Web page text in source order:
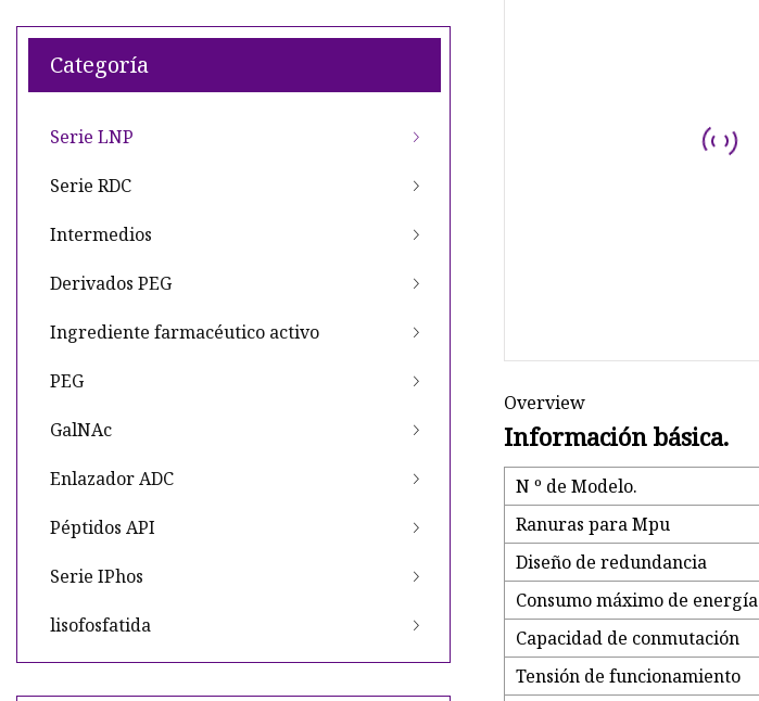
Categoría
Serie LNP
Serie RDC
Intermedios
Derivados PEG
Ingrediente farmacéutico activo
PEG
GalNAc
Enlazador ADC
Péptidos API
Serie IPhos
lisofosfatida
Overview
Información básica.
N º de Modelo.
Ranuras para Mpu
Diseño de redundancia
Consumo máximo de energía
Capacidad de conmutación
Tensión de funcionamiento